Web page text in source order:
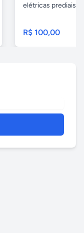
elétricas prediais e
R$ 100,00